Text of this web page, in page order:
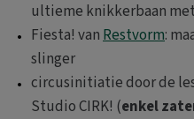
ultieme knikkerbaan
Fiesta! vanRestvorm:
slinger
circusinitiatie door de
Studio CIRK! (enkel